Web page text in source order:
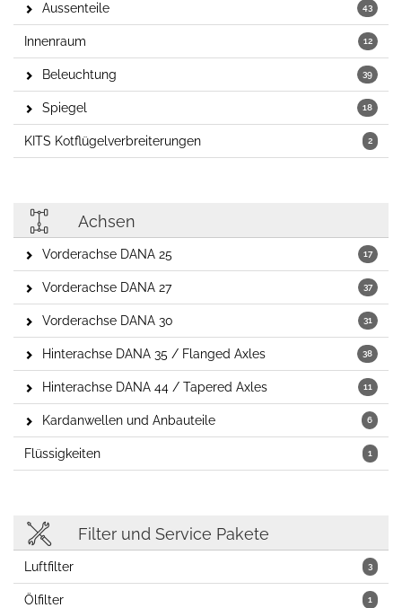
43
Aussenteile
12
Innenraum
39
Beleuchtung
18
Spiegel
2
KITS Kotflügelverbreiterungen
Achsen
17
Vorderachse DANA 25
37
Vorderachse DANA 27
31
Vorderachse DANA 30
38
Hinterachse DANA 35 / Flanged Axles
11
Hinterachse DANA 44 / Tapered Axles
6
Kardanwellen und Anbauteile
1
Flüssigkeiten
Filter und Service Pakete
3
Luftfilter
1
Ölfilter